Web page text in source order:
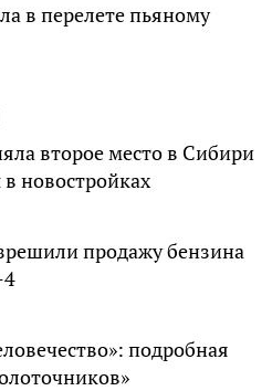
в перелете пьяному
второе место в Сибири
новостройках
продажу бензина
подробная